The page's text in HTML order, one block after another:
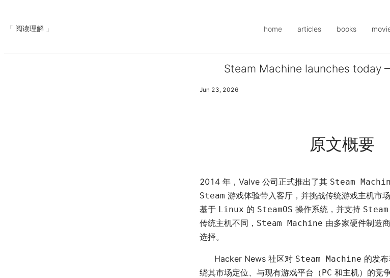
阅读理解 home articles books
Steam Machine launches today
Jun 23, 2026
原文概要
2014 年，Valve 公司正式推出了其 Steam
Steam 游戏体验带入客厅，并挑战传统游戏主机市场
基于 Linux 的 SteamOS 操作系统，并支持 Steam
传统主机不同， Steam Machine 由多家硬件制造
选择。
Hacker News 社区对 Steam Machine 的发
绕其市场定位、与现有游戏平台（PC 和主机）的竞争